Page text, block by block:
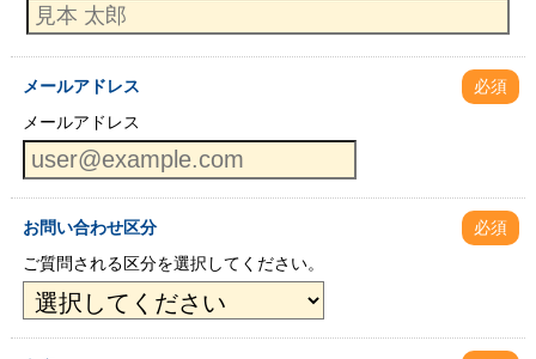
メールアドレス
必須
メールアドレス
お問い合わせ区分
必須
ご質問される区分を選択してください。